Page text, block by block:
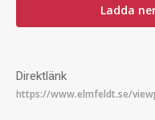
Ladda
Direktlänk